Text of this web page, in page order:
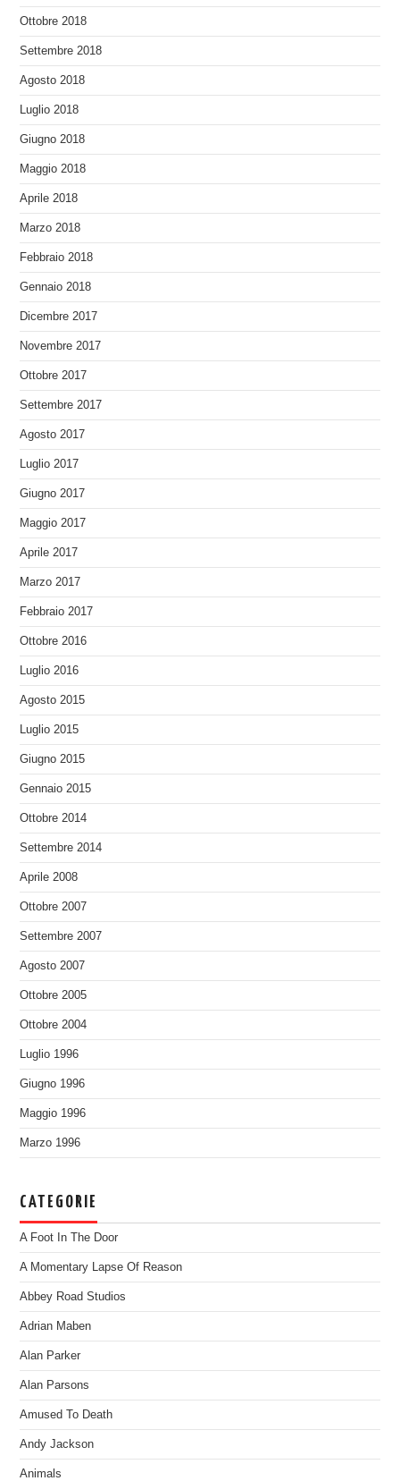
Ottobre 2018
Settembre 2018
Agosto 2018
Luglio 2018
Giugno 2018
Maggio 2018
Aprile 2018
Marzo 2018
Febbraio 2018
Gennaio 2018
Dicembre 2017
Novembre 2017
Ottobre 2017
Settembre 2017
Agosto 2017
Luglio 2017
Giugno 2017
Maggio 2017
Aprile 2017
Marzo 2017
Febbraio 2017
Ottobre 2016
Luglio 2016
Agosto 2015
Luglio 2015
Giugno 2015
Gennaio 2015
Ottobre 2014
Settembre 2014
Aprile 2008
Ottobre 2007
Settembre 2007
Agosto 2007
Ottobre 2005
Ottobre 2004
Luglio 1996
Giugno 1996
Maggio 1996
Marzo 1996
CATEGORIE
A Foot In The Door
A Momentary Lapse Of Reason
Abbey Road Studios
Adrian Maben
Alan Parker
Alan Parsons
Amused To Death
Andy Jackson
Animals